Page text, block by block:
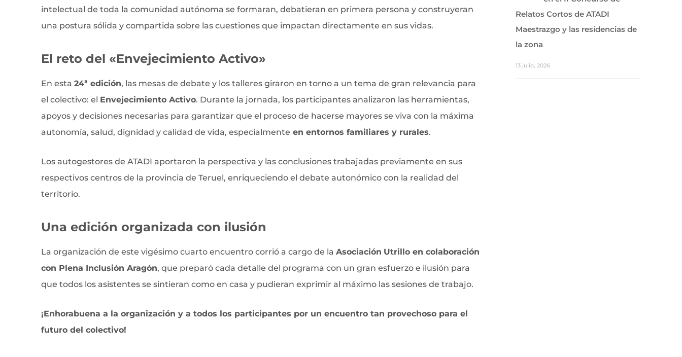
intelectual de toda la comunidad autónoma se formaran, debatieran en primera persona y construyeran
una postura sólida y compartida sobre las cuestiones que impactan directamente en sus vidas.
El reto del «Envejecimiento Activo»
En esta 24ª edición, las mesas de debate y los talleres giraron en torno a un tema de gran relevancia para
el colectivo: el Envejecimiento Activo. Durante la jornada, los participantes analizaron las herramientas,
apoyos y decisiones necesarias para garantizar que el proceso de hacerse mayores se viva con la máxima
autonomía, salud, dignidad y calidad de vida, especialmente en entornos familiares y rurales.
Los autogestores de ATADI aportaron la perspectiva y las conclusiones trabajadas previamente en sus
respectivos centros de la provincia de Teruel, enriqueciendo el debate autonómico con la realidad del
territorio.
Una edición organizada con ilusión
La organización de este vigésimo cuarto encuentro corrió a cargo de la Asociación Utrillo en colaboración
con Plena Inclusión Aragón, que preparó cada detalle del programa con un gran esfuerzo e ilusión para
que todos los asistentes se sintieran como en casa y pudieran exprimir al máximo las sesiones de trabajo.
¡Enhorabuena a la organización y a todos los participantes por un encuentro tan provechoso para el
futuro del colectivo!
Relatos Cortos de ATADI
Maestrazgo y las residencias de
la zona
13 julio, 2026